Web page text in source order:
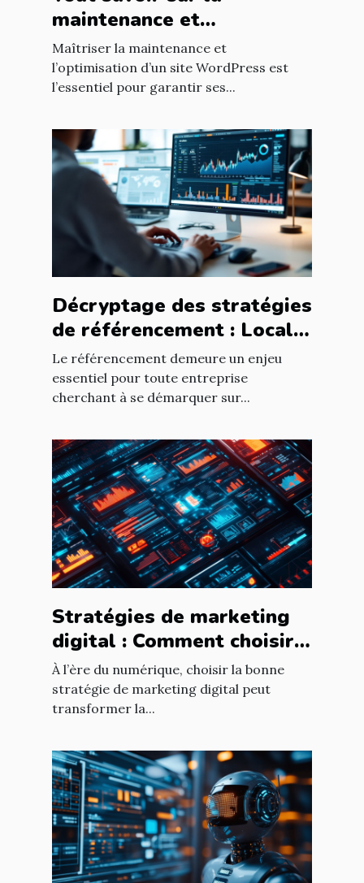
maintenance et
l'optimisation de sites
WordPress
Maîtriser la maintenance et
l’optimisation d’un site WordPress est
l’essentiel pour garantir ses...
Décryptage des stratégies
de référencement : Local
vs National
Le référencement demeure un enjeu
essentiel pour toute entreprise
cherchant à se démarquer sur...
Stratégies de marketing
digital : Comment choisir
pour votre entreprise ?
À l’ère du numérique, choisir la bonne
stratégie de marketing digital peut
transformer la...